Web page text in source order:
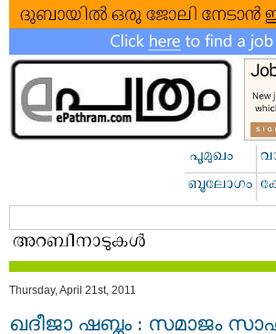
Thursday, April 21st, 2011
ഖദീജാ ഷബ്നം : സമാജം